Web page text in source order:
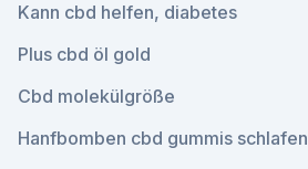
Kann cbd helfen, diabetes
Plus cbd öl gold
Cbd molekülgröße
Hanfbomben cbd gummis schlafen